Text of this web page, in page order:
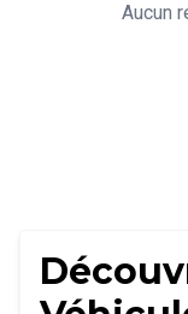
Aucun